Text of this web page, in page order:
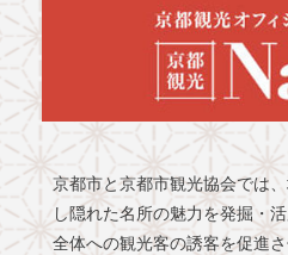
京都市と京都市観光協会では
し隠れた名所の魅力を発掘・
全体への観光客の誘客を促進